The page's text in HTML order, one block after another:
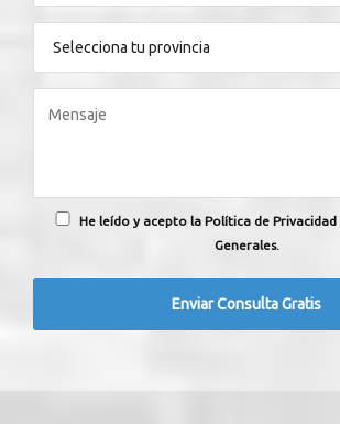
He leído y acepto la Política de Privacidad
Generales.